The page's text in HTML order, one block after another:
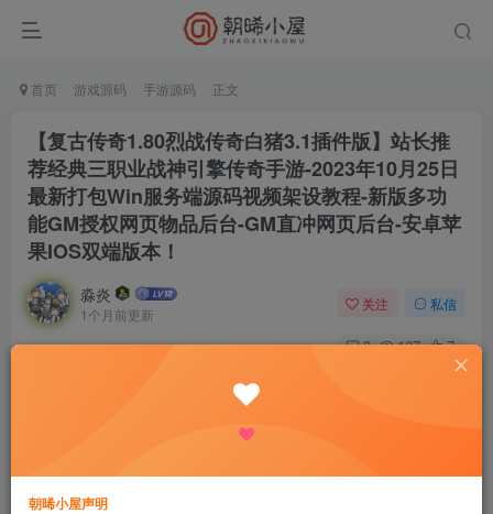
首页 游戏源码 手游源码 正文
【复古传奇1.80烈战传奇白猪3.1插件版】站长推
荐经典三职业战神引擎传奇手游-2023年10月25日
最新打包Win服务端源码视频架设教程-新版多功
能GM授权网页物品后台-GM直冲网页后台-安卓苹
果IOS双端版本！
淼炎
1个月前更新
关注 私信
0 187 7
此内容为付费资源，请付费后查看
R9.9 R18.8
朝晞小屋声明